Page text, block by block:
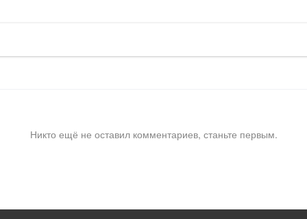
Никто ещё не оставил комментариев, станьте первым.